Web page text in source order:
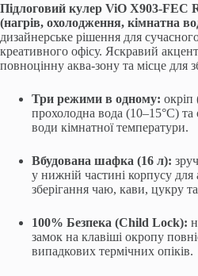
Підлоговий кулер ViO X903-FEC
(нагрів, охолодження, кімнатна
дизайнерське рішення для
креативного офісу. Яскравий
повноцінну аква-зону та місце для
Три режими в одному:
прохолодна вода (10–15°C)
води кімнатної температури.
Вбудована шафка (16 л):
у нижній частині корпусу для
зберігання чаю, кави, цукру
100% Безпека (Child Lock):
замок на клавіші окропу
випадкових термічних опіків.